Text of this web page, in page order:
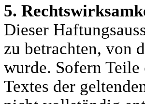
5.
Dieser
zu betrachten, von
wurde. Sofern
Textes der